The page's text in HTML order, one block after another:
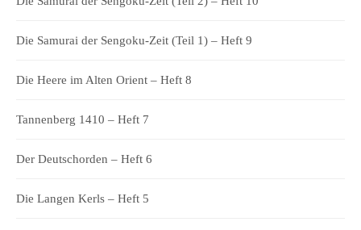
Die Samurai der Sengoku-Zeit (Teil 1) – Heft 9
Die Heere im Alten Orient – Heft 8
Tannenberg 1410 – Heft 7
Der Deutschorden – Heft 6
Die Langen Kerls – Heft 5